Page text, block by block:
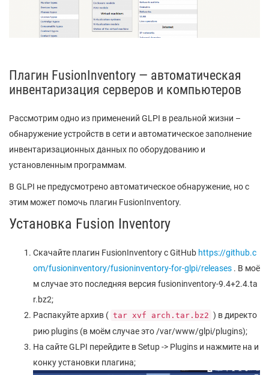
Плагин FusionInventory — автоматическая
инвентаризация серверов и компьютеров
Рассмотрим одно из применений GLPI в реальной жизни –
обнаружение устройств в сети и автоматическое заполнение
инвентаризационных данных по оборудованию и
установленным программам.
В GLPI не предусмотрено автоматическое обнаружение, но с
этим может помочь плагин FusionInventory.
Установка Fusion Inventory
Скачайте плагин FusionInventory с GitHub https://github.c
om/fusioninventory/fusioninventory-for-glpi/releases . В моё
м случае это последняя версия fusioninventory-9.4+2.4.ta
r.bz2;
Распакуйте архив ( tar xvf arch.tar.bz2 ) в директо
рию plugins (в моём случае это /var/www/glpi/plugins);
На сайте GLPI перейдите в Setup -> Plugins и нажмите на и
конку установки плагина;